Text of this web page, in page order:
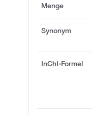
Menge
Synonym
InChI-Formel